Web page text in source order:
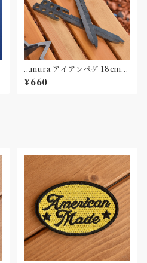
...mura アイアンペグ 18cm
一本
¥660